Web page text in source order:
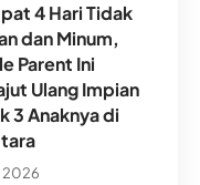
4 Hari Tidak
dan Minum,
Parent Ini
Ulang Impian
3 Anaknya di
2026